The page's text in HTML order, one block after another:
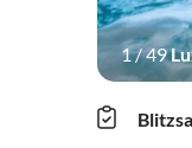
1/49